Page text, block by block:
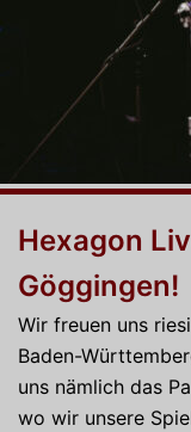
Hexagon
Göggingen!
Wir freuen uns
Baden-
uns nämlich das
wo wir unsere